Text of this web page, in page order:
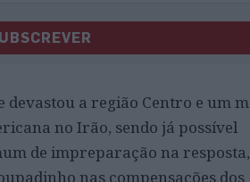
devastou a região Centro e um
no Irão, sendo já possível
de impreparação na resposta,
nas compensações dos